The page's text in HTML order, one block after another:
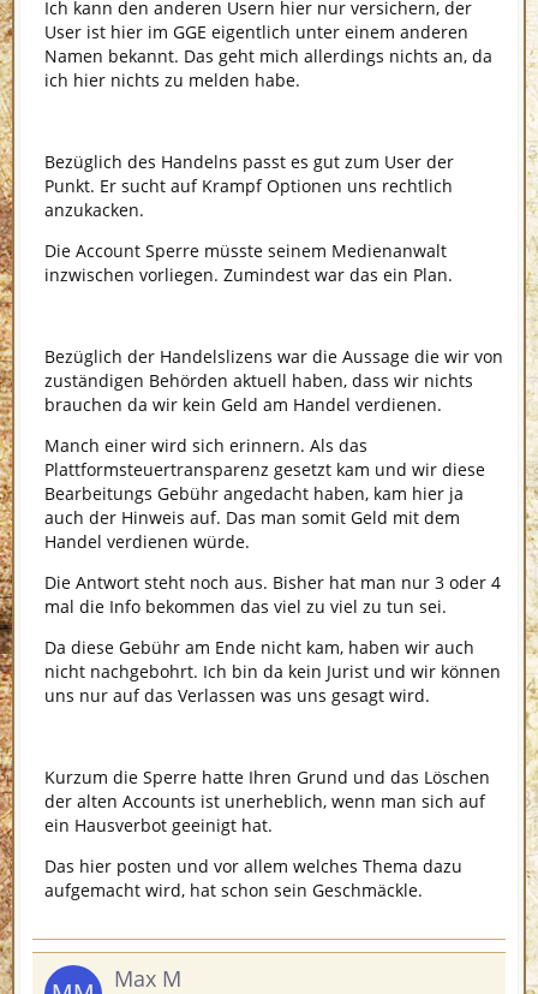
Ich kann den anderen Usern hier nur versichern, der
User ist hier im GGE eigentlich unter einem anderen
Namen bekannt. Das geht mich allerdings nichts an, da
ich hier nichts zu melden habe.
Bezüglich des Handelns passt es gut zum User der
Punkt. Er sucht auf Krampf Optionen uns rechtlich
anzukacken.
Die Account Sperre müsste seinem Medienanwalt
inzwischen vorliegen. Zumindest war das ein Plan.
Bezüglich der Handelslizens war die Aussage die wir von
zuständigen Behörden aktuell haben, dass wir nichts
brauchen da wir kein Geld am Handel verdienen.
Manch einer wird sich erinnern. Als das
Plattformsteuertransparenz gesetzt kam und wir diese
Bearbeitungs Gebühr angedacht haben, kam hier ja
auch der Hinweis auf. Das man somit Geld mit dem
Handel verdienen würde.
Die Antwort steht noch aus. Bisher hat man nur 3 oder 4
mal die Info bekommen das viel zu viel zu tun sei.
Da diese Gebühr am Ende nicht kam, haben wir auch
nicht nachgebohrt. Ich bin da kein Jurist und wir können
uns nur auf das Verlassen was uns gesagt wird.
Kurzum die Sperre hatte Ihren Grund und das Löschen
der alten Accounts ist unerheblich, wenn man sich auf
ein Hausverbot geeinigt hat.
Das hier posten und vor allem welches Thema dazu
aufgemacht wird, hat schon sein Geschmäckle.
Max M